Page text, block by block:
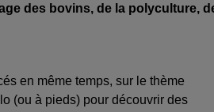
des bovins, de la polyculture,
en même temps, sur le thème
(ou à pieds) pour découvrir des